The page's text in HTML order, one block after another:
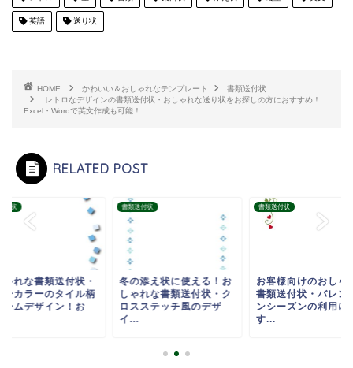
英語 送り状
HOME かわいい＆おしゃれなテンプレート
書類送付状
レトロなデザインの書類送付状・おしゃれな送り状をお探しの方におすすめ！
Excel・Wordで英文作成も可能！
RELATED POST
付状
ゃれな書類送付状・
ーカラーのタイル柄
ームデザイン！お
書類送付状
冬の添え状に使える！お
しゃれな書類送付状・ク
ロスステッチ風のデザ
イ...
書類送付状
お客様向けのおしゃ
書類送付状・バレン
ンシーズンの利用に
す...